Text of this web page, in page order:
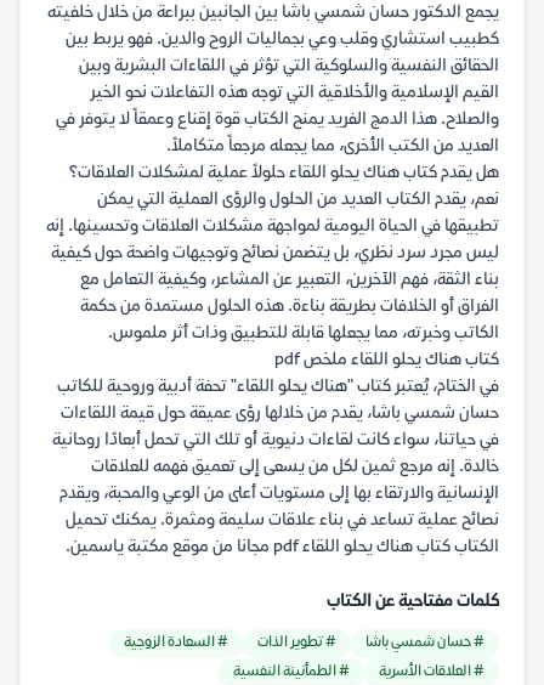
يجمع الدكتور حسان شمسي باشا بين الجانبين ببراعة من خلال خلفيته
كطبيب استشاري وقلب وعي بجماليات الروح والدين. فهو يربط بين
الحقائق النفسية والسلوكية التي تؤثر في اللقاءات البشرية وبين
القيم الإسلامية والأخلاقية التي توجه هذه التفاعلات نحو الخير
والصلاح. هذا الدمج الفريد يمنح الكتاب قوة إقناع وعمقاً لا يتوفر في
العديد من الكتب الأخرى، مما يجعله مرجعاً متكاملاً.
هل يقدم كتاب هناك يحلو اللقاء حلولاً عملية لمشكلات العلاقات؟
نعم، يقدم الكتاب العديد من الحلول والرؤى العملية التي يمكن
تطبيقها في الحياة اليومية لمواجهة مشكلات العلاقات وتحسينها. إنه
ليس مجرد سرد نظري، بل يتضمن نصائح وتوجيهات واضحة حول كيفية
بناء الثقة، فهم الآخرين، التعبير عن المشاعر، وكيفية التعامل مع
الفراق أو الخلافات بطريقة بناءة. هذه الحلول مستمدة من حكمة
الكاتب وخبرته، مما يجعلها قابلة للتطبيق وذات أثر ملموس.
كتاب هناك يحلو اللقاء ملخص pdf
في الختام، يُعتبر كتاب "هناك يحلو اللقاء" تحفة أدبية وروحية للكاتب
حسان شمسي باشا، يقدم من خلالها رؤى عميقة حول قيمة اللقاءات
في حياتنا، سواء كانت لقاءات دنيوية أو تلك التي تحمل أبعادًا روحانية
خالدة. إنه مرجع ثمين لكل من يسعى إلى تعميق فهمه للعلاقات
الإنسانية والارتقاء بها إلى مستويات أعلى من الوعي والمحبة، ويقدم
نصائح عملية تساعد في بناء علاقات سليمة ومثمرة. يمكنك تحميل
الكتاب كتاب هناك يحلو اللقاء pdf مجانا من موقع مكتبة ياسمين.
كلمات مفتاحية عن الكتاب
# حسان شمسي باشا # تطوير الذات
# السعادة الزوجية
# العلاقات الأسرية
# الطمأنينة النفسية